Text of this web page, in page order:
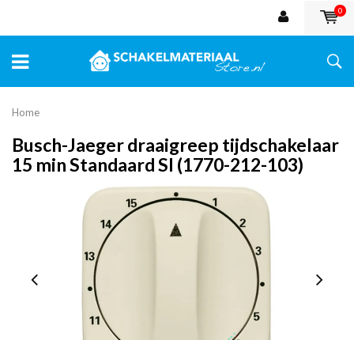
0
Home
Busch-Jaeger draaigreep tijdschakelaar
15 min Standaard SI (1770-212-103)